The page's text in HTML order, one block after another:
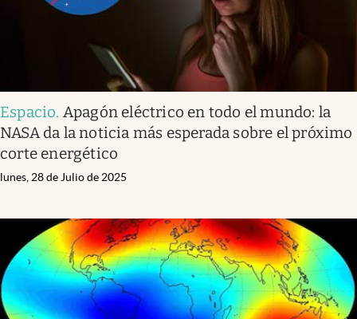
Espacio. Apagón eléctrico en todo el mundo: la
NASA da la noticia más esperada sobre el próximo
corte energético
lunes, 28 de Julio de 2025